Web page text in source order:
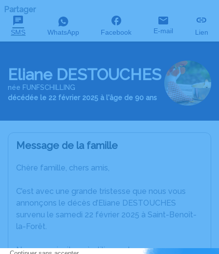
Partager
SMS WhatsApp Facebook E-mail Lien
Eliane DESTOUCHES
née FUNFSCHILLING
décédée le 22 février 2025 à l'âge de 90 ans
Message de la famille
Chère famille, chers amis,
C’est avec une grande tristesse que nous vous
annonçons le décès d’Eliane DESTOUCHES
survenu le samedi 22 février 2025 à Saint-Benoît-
la-Forêt.
Nous vous invitons à utiliser cet espace pour